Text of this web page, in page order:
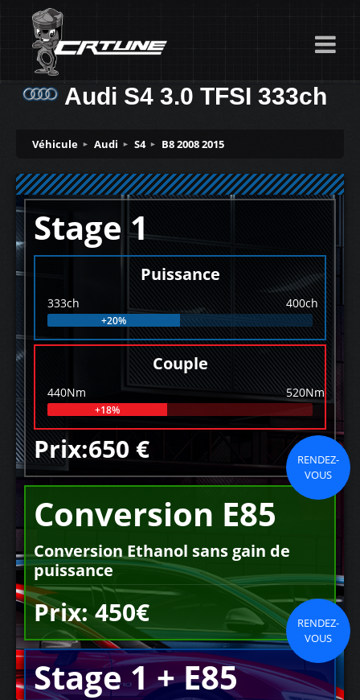
Audi S4 3.0 TFSI 333ch
Véhicule Audi S4 B8 2008 2015
Stage 1
Puissance
333ch 400ch
+20%
Couple
440Nm 520Nm
+18%
Prix:650 €
RENDEZ-
VOUS
Conversion E85
Conversion Ethanol sans gain de
puissance
Prix: 450€
RENDEZ-
VOUS
Stage 1 + E85